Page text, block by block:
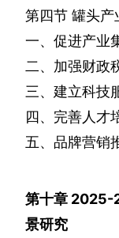
第四节 罐头产
一、促进产业
二、加强财政
三、建立科技
四、完善人才
五、品牌营销
第十章 2025-
景研究